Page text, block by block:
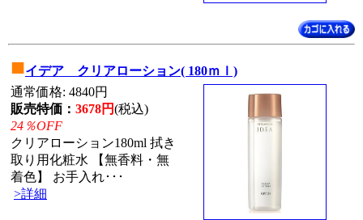
■イデア クリアローション( 180ｍｌ)
通常価格: 4840円
販売特価： 3678円(税込)
24％OFF
クリアローション180ml 拭き
取り用化粧水 【無香料・無
着色】 お手入れ･･･
>詳細